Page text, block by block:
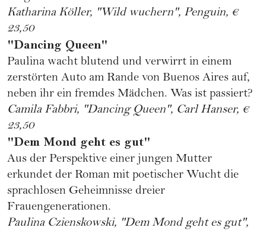
Katharina Köller, "Wild wuchern", Penguin, €
23,50
"Dancing Queen"
Paulina wacht blutend und verwirrt in einem
zerstörten Auto am Rande von Buenos Aires auf,
neben ihr ein fremdes Mädchen. Was ist passiert?
Camila Fabbri, "Dancing Queen", Carl Hanser, €
23,50
"Dem Mond geht es gut"
Aus der Perspektive einer jungen Mutter
erkundet der Roman mit poetischer Wucht die
sprachlosen Geheimnisse dreier
Frauengenerationen.
Paulina Czienskowski, "Dem Mond geht es gut",